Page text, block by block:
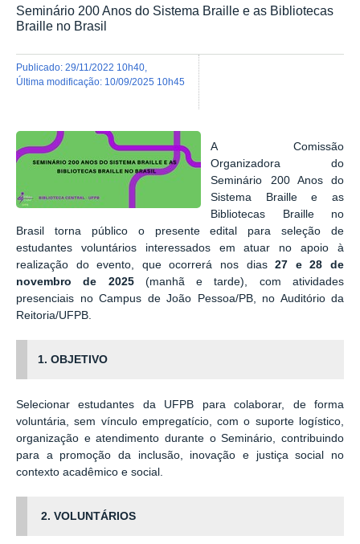
Seminário 200 Anos do Sistema Braille e as Bibliotecas
Braille no Brasil
publicado: 29/11/2022 10h40
última modificação: 10/09/2025 10h45
A Comissão
Organizadora do
Seminário 200 Anos do
Sistema Braille e as
Bibliotecas Braille no
Brasil torna público o presente edital para seleção de
estudantes voluntários interessados em atuar no apoio à
realização do evento, que ocorrerá nos dias27 e 28 de
novembro de 2025 (manhã e tarde), com atividades
presenciais no Campus de João Pessoa/PB, no Auditório da
Reitoria/UFPB.
1. OBJETIVO
Selecionar estudantes da UFPB para colaborar, de forma
voluntária, sem vínculo empregatício, com o suporte logístico,
organização e atendimento durante o Seminário, contribuindo
para a promoção da inclusão, inovação e justiça social no
contexto acadêmico e social.
2. VOLUNTÁRIOS